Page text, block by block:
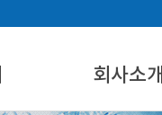
회사소개